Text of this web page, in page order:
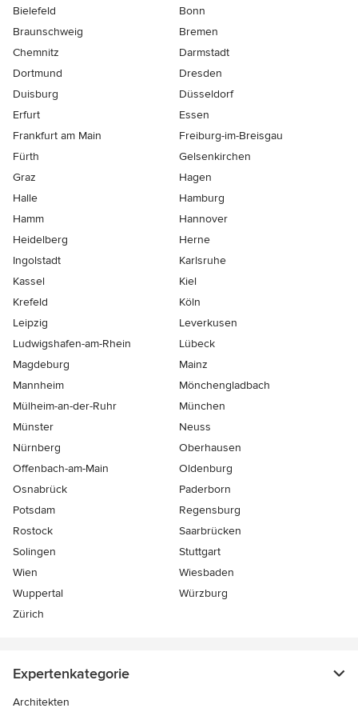
Bielefeld
Bonn
Braunschweig
Bremen
Chemnitz
Darmstadt
Dortmund
Dresden
Duisburg
Düsseldorf
Erfurt
Essen
Frankfurt am Main
Freiburg-im-Breisgau
Fürth
Gelsenkirchen
Graz
Hagen
Halle
Hamburg
Hamm
Hannover
Heidelberg
Herne
Ingolstadt
Karlsruhe
Kassel
Kiel
Krefeld
Köln
Leipzig
Leverkusen
Ludwigshafen-am-Rhein
Lübeck
Magdeburg
Mainz
Mannheim
Mönchen­gladbach
Mülheim-an-der-Ruhr
München
Münster
Neuss
Nürnberg
Oberhausen
Offenbach-am-Main
Oldenburg
Osnabrück
Paderborn
Potsdam
Regensburg
Rostock
Saarbrücken
Solingen
Stuttgart
Wien
Wiesbaden
Wuppertal
Würzburg
Zürich
Expertenkategorie
Architekten